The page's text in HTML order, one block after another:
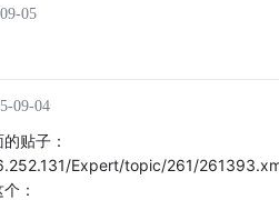
05
09-04
贴子：
Expert/topic/261/
：